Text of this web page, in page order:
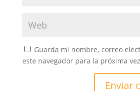
Guarda mi nombre, correo
este navegador para la próxima